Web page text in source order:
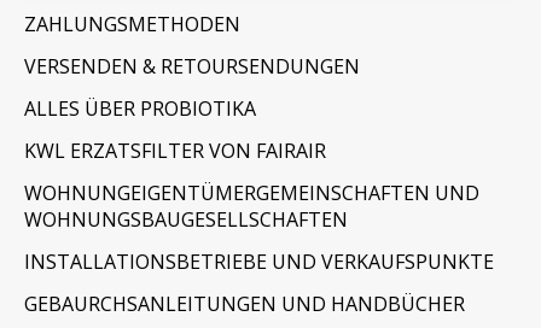
ZAHLUNGSMETHODEN
VERSENDEN & RETOURSENDUNGEN
ALLES ÜBER PROBIOTIKA
KWL ERZATSFILTER VON FAIRAIR
WOHNUNGEIGENTÜMERGEMEINSCHAFTEN UND
WOHNUNGSBAUGESELLSCHAFTEN
INSTALLATIONSBETRIEBE UND VERKAUFSPUNKTE
GEBAURCHSANLEITUNGEN UND HANDBÜCHER